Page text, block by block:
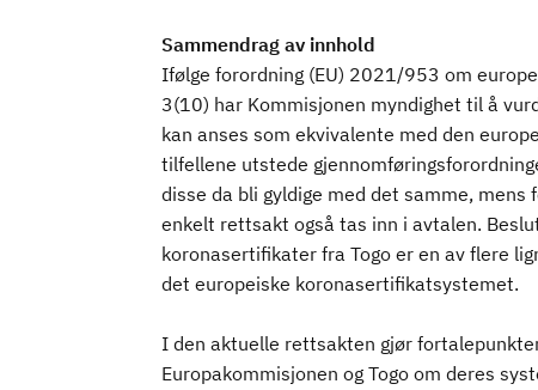
Sammendrag av innhold
Ifølge forordning (EU) 2021/953 om
3(10) har Kommisjonen myndighet til å
kan anses som ekvivalente med den
tilfellene utstede
disse da bli gyldige med det samme, mens
enkelt rettsakt også tas inn i avtalen.
koronasertifikater fra Togo er en av flere
det europeiske koronasertifikatsystemet.
I den aktuelle rettsakten gjør
Europakommisjonen og Togo om deres